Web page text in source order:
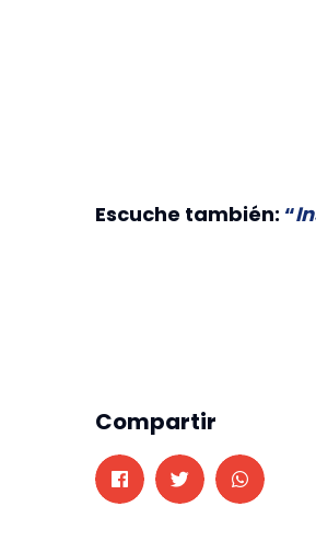
Escuche también: “
Compartir